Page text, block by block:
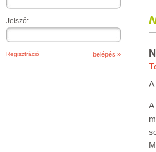
Jelszó:
Regisztráció
A
A